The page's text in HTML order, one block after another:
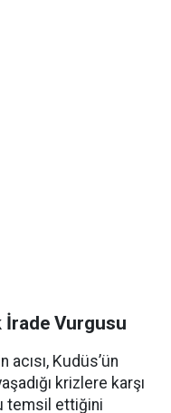
İrade Vurgusu
Kudüs’ün
krizlere karşı
temsil ettiğini